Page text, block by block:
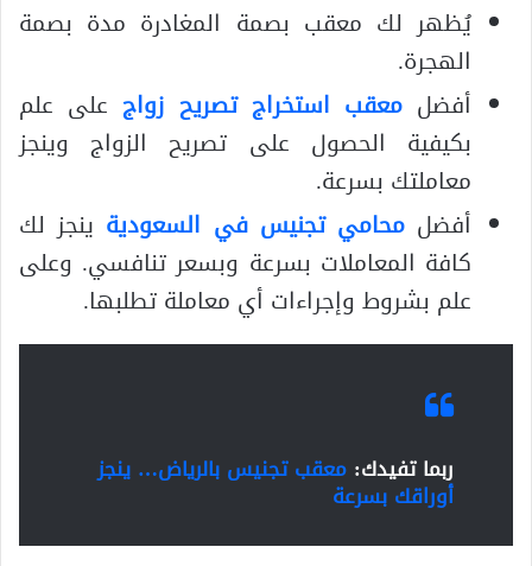
يُظهر لك معقب بصمة المغادرة مدة بصمة
الهجرة.
أفضلمعقب استخراج تصريح زواجعلى علم
بكيفية الحصول على تصريح الزواج وينجز
معاملتك بسرعة.
أفضل محامي تجنيس في السعودية ينجز لك
كافة المعاملات بسرعة وبسعر تنافسي. وعلى
علم بشروط وإجراءات أي معاملة تطلبها.
ربما تفيدك: معقب تجنيس بالرياض… ينجز
أوراقك بسرعة